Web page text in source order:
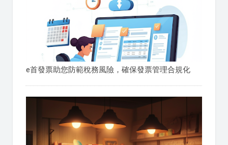
e首發票助您防範稅務風險，確保發票管理合規化